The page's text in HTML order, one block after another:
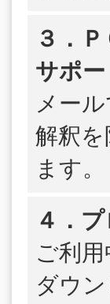
３．
サポ
メー
解釈
ます。
４．
ご利
ダウ